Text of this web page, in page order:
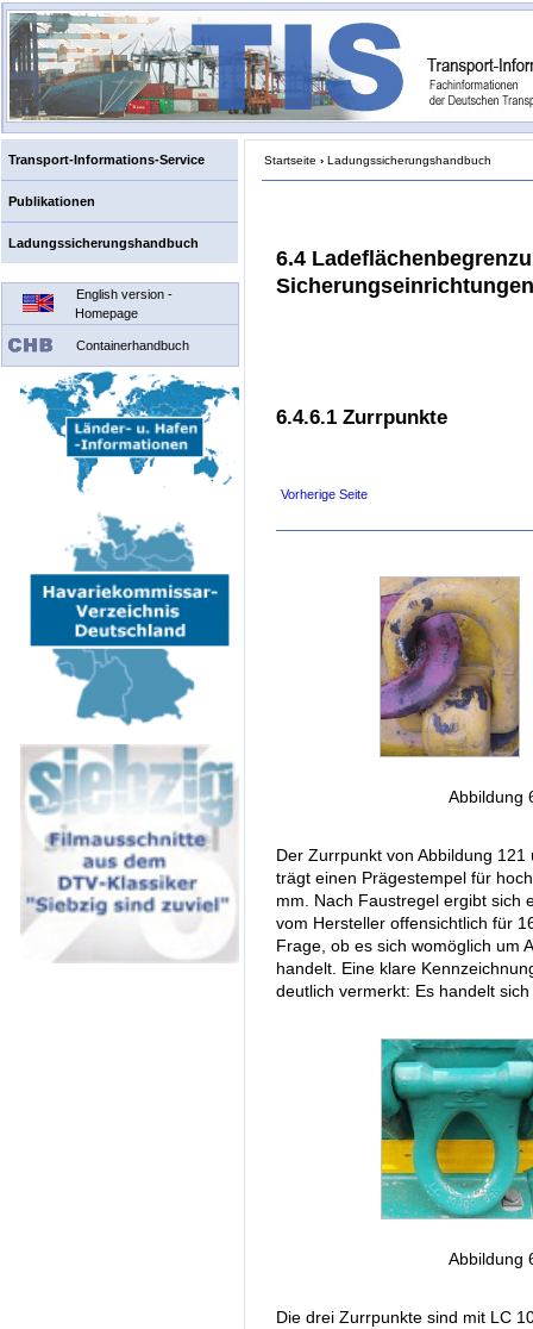
Transport-Informations-Service
Publikationen
Ladungssicherungshandbuch
English version -
Homepage
Containerhandbuch
Startseite › Ladungssicherungshandbuch
6.4
Sicherungseinrichtungen
6.4.6.1 Zurrpunkte
Vorherige Seite
Abbildung
Der Zurrpunkt von Abbildung
trägt einen Prägestempel für
mm. Nach Faustregel ergibt sich
vom Hersteller offensichtlich für
Frage, ob es sich womöglich um
handelt. Eine klare
deutlich vermerkt: Es handelt
Abbildung
Die drei Zurrpunkte sind mit LC